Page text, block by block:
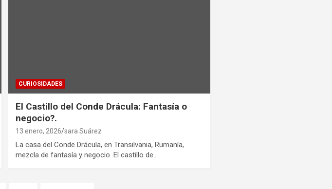
CURIOSIDADES
El Castillo del Conde Drácula: Fantasía o
negocio?.
13 enero, 2026 sara Suárez
La casa del Conde Drácula, en Transilvania, Rumanía,
mezcla de fantasía y negocio. El castillo de…